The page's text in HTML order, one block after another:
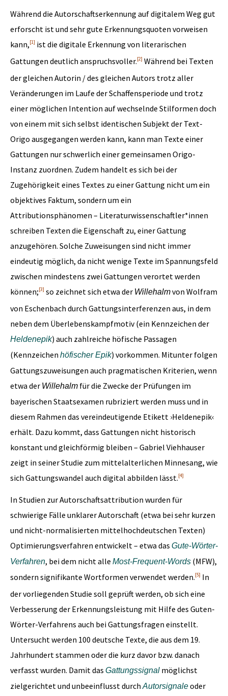
Während die Autorschaftserkennung auf digitalem Weg gut
erforscht ist und sehr gute Erkennungsquoten vorweisen
kann,[1] ist die digitale Erkennung von literarischen
Gattungen deutlich anspruchsvoller.[2] Während bei Texten
der gleichen Autorin / des gleichen Autors trotz aller
Veränderungen im Laufe der Schaffensperiode und trotz
einer möglichen Intention auf wechselnde Stilformen doch
von einem mit sich selbst identischen Subjekt der Text-
Origo ausgegangen werden kann, kann man Texte einer
Gattungen nur schwerlich einer gemeinsamen Origo-
Instanz zuordnen. Zudem handelt es sich bei der
Zugehörigkeit eines Textes zu einer Gattung nicht um ein
objektives Faktum, sondern um ein
Attributionsphänomen – Literaturwissenschaftler*innen
schreiben Texten die Eigenschaft zu, einer Gattung
anzugehören. Solche Zuweisungen sind nicht immer
eindeutig möglich, da nicht wenige Texte im Spannungsfeld
zwischen mindestens zwei Gattungen verortet werden
können;[3] so zeichnet sich etwa der Willehalmvon Wolfram
von Eschenbach durch Gattungsinterferenzen aus, in dem
neben dem Überlebenskampfmotiv (ein Kennzeichen der
Heldenepik) auch zahlreiche höfische Passagen
(Kennzeichen höfischer Epik) vorkommen. Mitunter folgen
Gattungszuweisungen auch pragmatischen Kriterien, wenn
etwa der Willehalm für die Zwecke der Prüfungen im
bayerischen Staatsexamen rubriziert werden muss und in
diesem Rahmen das vereindeutigende Etikett ›Heldenepik‹
erhält. Dazu kommt, dass Gattungen nicht historisch
konstant und gleichförmig bleiben – Gabriel Viehhauser
zeigt in seiner Studie zum mittelalterlichen Minnesang, wie
sich Gattungswandel auch digital abbilden lässt.[4]
In Studien zur Autorschaftsattribution wurden für
schwierige Fälle unklarer Autorschaft (etwa bei sehr kurzen
und nicht-normalisierten mittelhochdeutschen Texten)
Optimierungsverfahren entwickelt – etwa das Gute-Wörter-
Verfahren, bei dem nicht alle Most-Frequent-Words (MFW),
sondern signifikante Wortformen verwendet werden.[5] In
der vorliegenden Studie soll geprüft werden, ob sich eine
Verbesserung der Erkennungsleistung mit Hilfe des Guten-
Wörter-Verfahrens auch bei Gattungsfragen einstellt.
Untersucht werden 100 deutsche Texte, die aus dem 19.
Jahrhundert stammen oder die kurz davor bzw. danach
verfasst wurden. Damit das Gattungssignal möglichst
zielgerichtet und unbeeinflusst durchAutorsignaleoder